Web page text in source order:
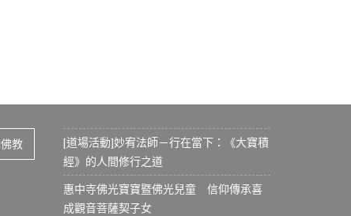
教
[道場活動]妙宥法師－行在當下：《大寶積
經》的人間修行之道
惠中寺佛光寶寶暨佛光兒童 信仰傳承喜
成觀音菩薩契子女